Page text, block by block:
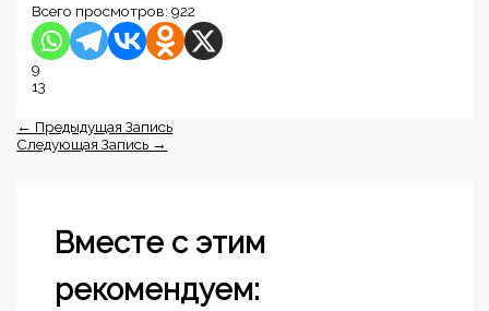
Всего просмотров: 922
9
13
← Предыдущая Запись
Следующая Запись →
Вместе с этим
рекомендуем: